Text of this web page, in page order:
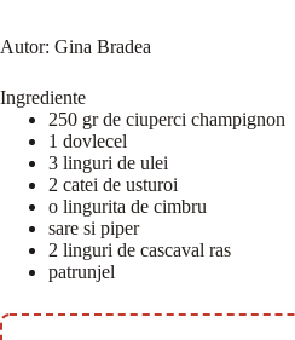
Autor: Gina Bradea
Ingrediente
250 gr de ciuperci champignon
1 dovlecel
3 linguri de ulei
2 catei de usturoi
o lingurita de cimbru
sare si piper
2 linguri de cascaval ras
patrunjel